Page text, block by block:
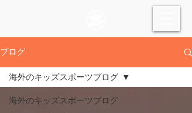
ブログ
海外のキッズスポーツブログ
海外のキッズスポーツブログ